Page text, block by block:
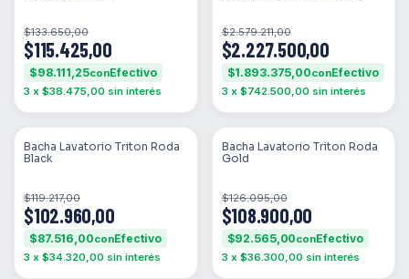
$115.425,00
$133.650,00
$98.111,25con
3 x $38.475,00 sin interés
$2.227.500,00
$2.579.211,00
$1.893.375,00con
3 x $742.500,00 sin interés
SIN STOCK
Bacha Lavatorio Triton Roda
Black
$102.960,00
$119.217,00
$87.516,00con
3 x $34.320,00 sin interés
SIN STOCK
Bacha Lavatorio Triton Roda
Gold
$108.900,00
$126.095,00
$92.565,00con
3 x $36.300,00 sin interés